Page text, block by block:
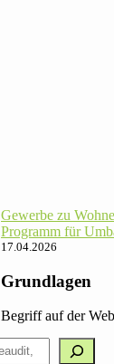
Gewerbe zu
Pro­gramm für
17.04.2026
Grundlagen
Begriff auf der